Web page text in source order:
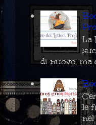
La
di nuovo, ma
le